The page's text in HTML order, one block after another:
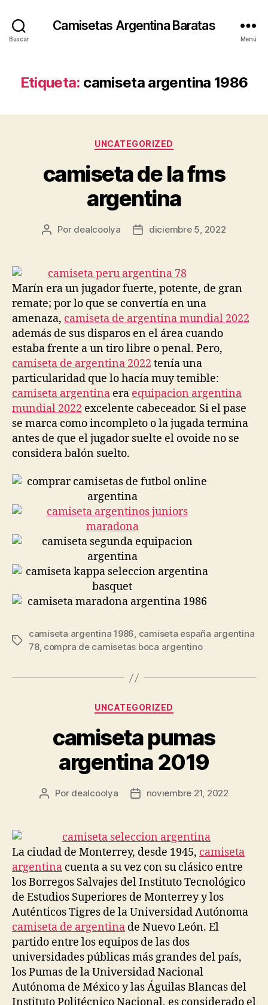
Buscar
Camisetas Argentina Baratas
Menú
Etiqueta: camiseta argentina 1986
Categorías
UNCATEGORIZED
camiseta de la fms
argentina
Autor
entrada
Por dealcoolya
Fecha
entrada
diciembre 5, 2022
Marín era un jugador fuerte, potente, de gran
remate; por lo que se convertía en una
amenaza, camiseta de argentina mundial 2022
además de sus disparos en el área cuando
estaba frente a un tiro libre o penal. Pero,
camiseta de argentina 2022 tenía una
particularidad que lo hacía muy temible:
camiseta argentina era equipacion argentina
mundial 2022 excelente cabeceador. Si el pase
se marca como incompleto o la jugada termina
antes de que el jugador suelte el ovoide no se
considera balón suelto.
Etiquetas
camiseta argentina 1986, camiseta españa argentina
78, compra de camisetas boca argentino
Categorías
UNCATEGORIZED
camiseta pumas
argentina 2019
Autor
entrada
Por dealcoolya
Fecha
entrada
noviembre 21, 2022
La ciudad de Monterrey, desde 1945, camiseta
argentina cuenta a su vez con su clásico entre
los Borregos Salvajes del Instituto Tecnológico
de Estudios Superiores de Monterrey y los
Auténticos Tigres de la Universidad Autónoma
camiseta de argentina de Nuevo León. El
partido entre los equipos de las dos
universidades públicas más grandes del país,
los Pumas de la Universidad Nacional
Autónoma de México y las Águilas Blancas del
Instituto Politécnico Nacional, es considerado el